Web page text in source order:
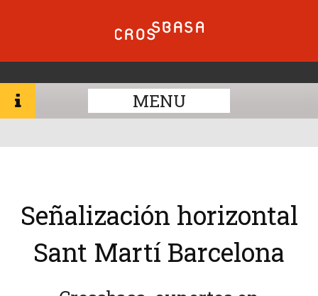
MENU
Señalización horizontal
Sant Martí Barcelona